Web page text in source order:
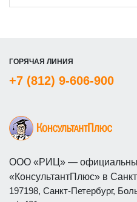
ГОРЯЧАЯ ЛИНИЯ
+7 (812) 9-606-900
ООО «РИЦ» —
«КонсультантПлюс» в
197198, Санкт-Петербург,